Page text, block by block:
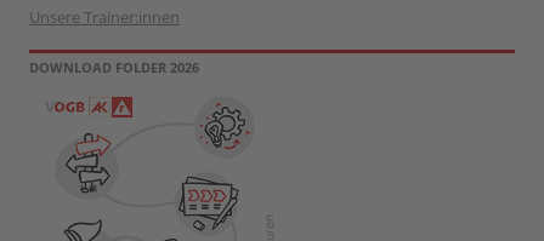
Unsere Trainer:innen
DOWNLOAD FOLDER 2026